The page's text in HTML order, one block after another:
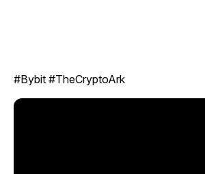
#Bybit #TheCryptoArk